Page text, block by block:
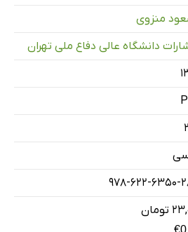
آمریکا در سناریوهای بدیل
و فرایند سیاست
منزوی
دانشگاه عالی دفاع ملی تهران
978-622-6350-